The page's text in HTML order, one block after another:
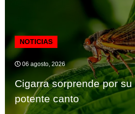
NOTICIAS
06 agosto, 2026
Cigarra sorprende por
potente canto